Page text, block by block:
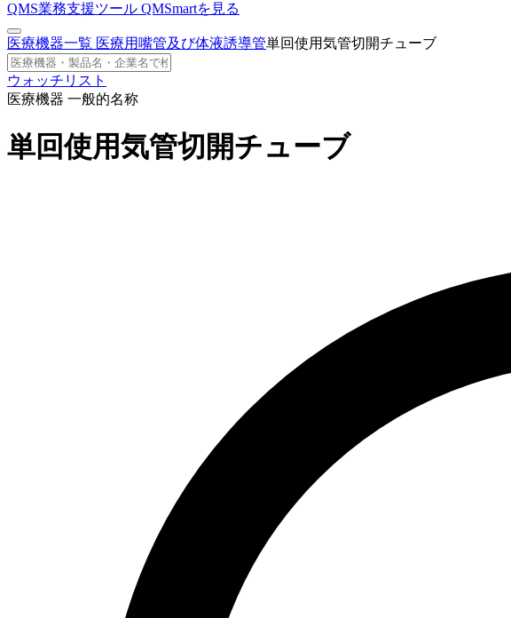
QMS業務支援ツール QMSmartを見る
医療機器一覧 医療用嘴管及び体液誘導管単回使用気管切開チューブ
ウォッチリスト
医療機器 一般的名称
単回使用気管切開チューブ